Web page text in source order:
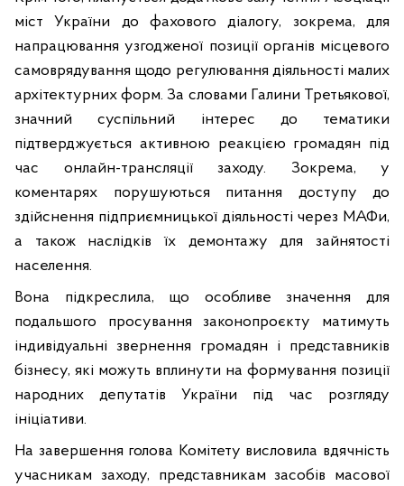
міст України до фахового діалогу, зокрема, для
напрацювання узгодженої позиції органів місцевого
самоврядування щодо регулювання діяльності малих
архітектурних форм. За словами Галини Третьякової,
значний суспільний інтерес до тематики
підтверджується активною реакцією громадян під
час онлайн-трансляції заходу. Зокрема, у
коментарях порушуються питання доступу до
здійснення підприємницької діяльності через МАФи,
а також наслідків їх демонтажу для зайнятості
населення.
Вона підкреслила, що особливе значення для
подальшого просування законопроєкту матимуть
індивідуальні звернення громадян і представників
бізнесу, які можуть вплинути на формування позиції
народних депутатів України під час розгляду
ініціативи.
На завершення голова Комітету висловила вдячність
учасникам заходу, представникам засобів масової